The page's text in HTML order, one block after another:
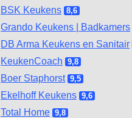
BSK Keukens 8,6
Grando Keukens | Badkamers
DB Arma Keukens en Sanitair
KeukenCoach 9,8
Boer Staphorst 9,5
Ekelhoff Keukens 9,6
Total Home 9,8